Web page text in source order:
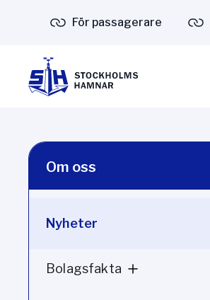
För passagerare
Om oss
Nyheter
Bolagsfakta